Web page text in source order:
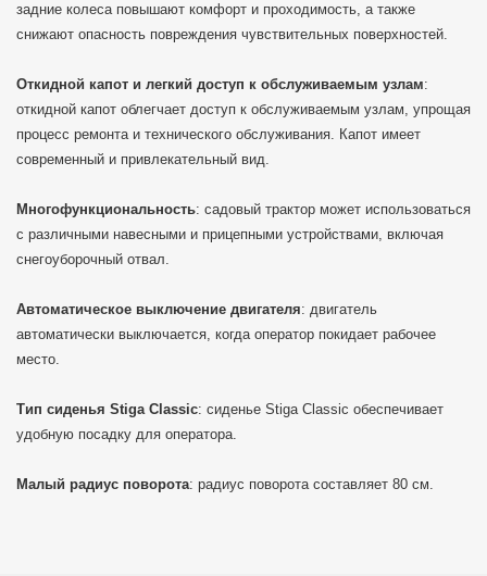
задние колеса повышают комфорт и проходимость, а также
снижают опасность повреждения чувствительных поверхностей.
Откидной капот и легкий доступ к обслуживаемым узлам:
откидной капот облегчает доступ к обслуживаемым узлам, упрощая
процесс ремонта и технического обслуживания. Капот имеет
современный и привлекательный вид.
Многофункциональность: садовый трактор может использоваться
с различными навесными и прицепными устройствами, включая
снегоуборочный отвал.
Автоматическое выключение двигателя: двигатель
автоматически выключается, когда оператор покидает рабочее
место.
Тип сиденья Stiga Classic: сиденье Stiga Classic обеспечивает
удобную посадку для оператора.
Малый радиус поворота: радиус поворота составляет 80 см.